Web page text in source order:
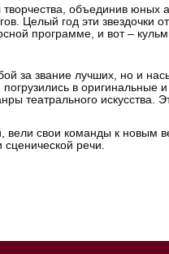
объединив юных
Целый год эти звездочки
программе, и вот –
за звание лучших, но и
в оригинальные
театрального искусства.
вели свои команды к новым
речи.